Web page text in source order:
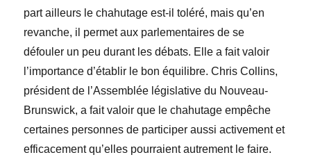
part ailleurs le chahutage est-il toléré, mais qu’en
revanche, il permet aux parlementaires de se
défouler un peu durant les débats. Elle a fait valoir
l’importance d’établir le bon équilibre.Chris Collins,
président de l’Assemblée législative du Nouveau-
Brunswick, a fait valoir que le chahutage empêche
certaines personnes de participer aussi activement et
efficacement qu’elles pourraient autrement le faire.